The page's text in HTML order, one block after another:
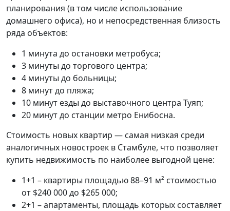
планирования (в том числе использование
домашнего офиса), но и непосредственная близость
ряда объектов:
1 минута до остановки метробуса;
3 минуты до торгового центра;
4 минуты до больницы;
8 минут до пляжа;
10 минут езды до выставочного центра Туяп;
20 минут до станции метро Енибосна.
Стоимость новых квартир — самая низкая среди
аналогичных новостроек в Стамбуле, что позволяет
купить недвижимость по наиболее выгодной цене:
1+1 – квартиры площадью 88–91 м² стоимостью
от $240 000 до $265 000;
2+1 – апартаменты, площадь которых составляет